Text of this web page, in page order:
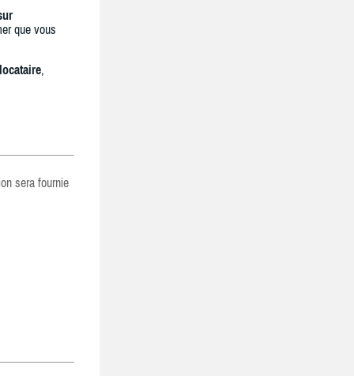
que vous
,
sera fournie